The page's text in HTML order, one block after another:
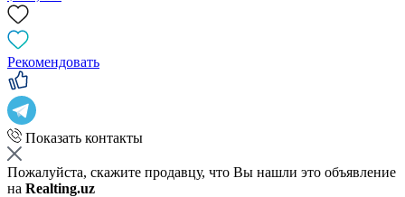
Рекомендовать
Показать контакты
Пожалуйста, скажите продавцу, что Вы нашли это объявление
на Realting.uz